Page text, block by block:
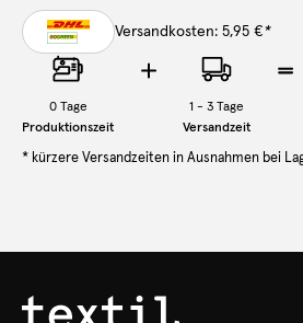
Versandkosten: 5,95 €*
0Tage
Produktionszeit
1 - 3 Tage
Versandzeit
* kürzere Versandzeiten in Ausnahmen bei